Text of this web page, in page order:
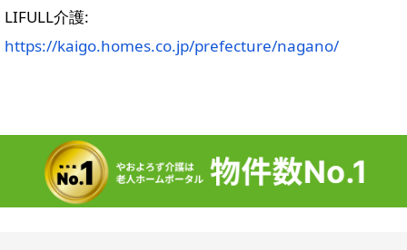
LIFULL介護:
https://kaigo.homes.co.jp/prefecture/nagano/